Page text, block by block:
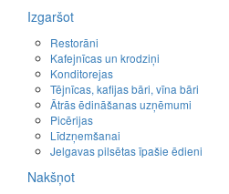
Izgaršot
Restorāni
Kafejnīcas un krodziņi
Konditorejas
Tējnīcas, kafijas bāri, vīna bāri
Ātrās ēdināšanas uzņēmumi
Picērijas
Līdzņemšanai
Jelgavas pilsētas īpašie ēdieni
Nakšņot